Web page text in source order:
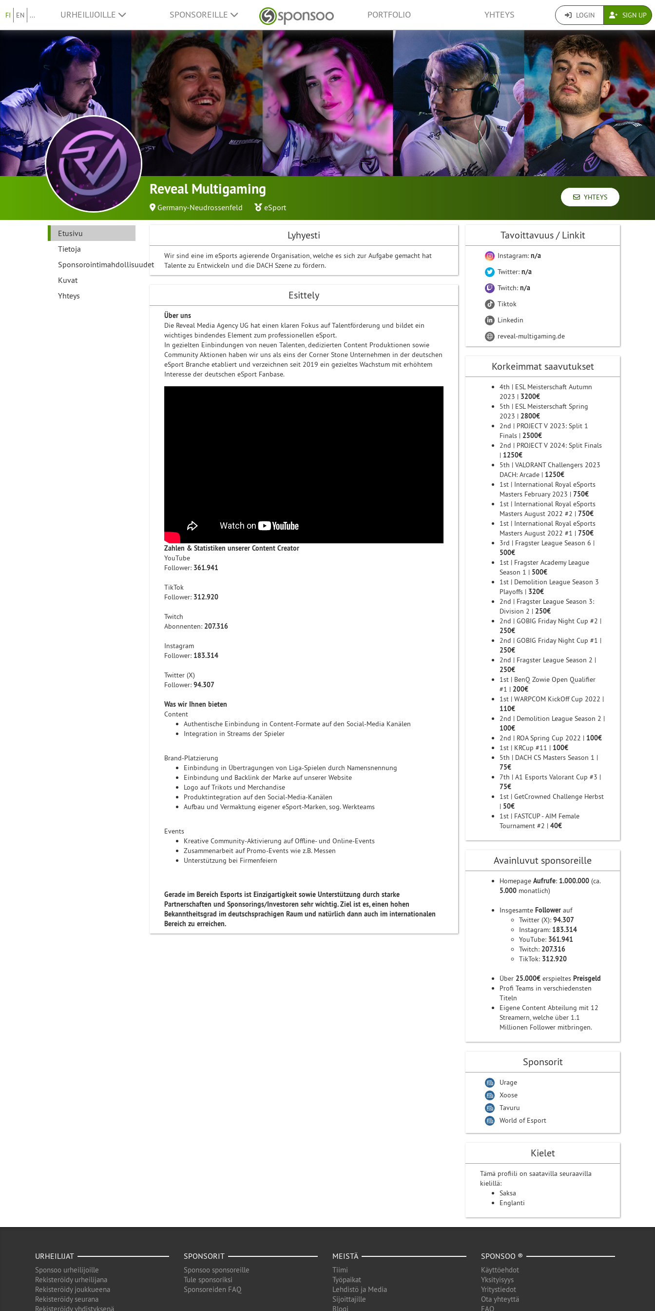
FI EN ... URHEILIJOILLE SPONSOREILLE PORTFOLIO YHTEYS LOGIN SIGN UP
Reveal Multigaming
Germany-Neudrossenfeld eSport
YHTEYS
Etusivu
Tietoja
Sponsorointimahdollisuudet
Kuvat
Yhteys
Lyhyesti
Wir sind eine im eSports agierende Organisation, welche es sich zur Aufgabe gemacht hat
Talente zu Entwickeln und die DACH Szene zu fördern.
Esittely
Über uns
Die Reveal Media Agency UG hat einen klaren Fokus auf Talentförderung und bildet ein
wichtiges bindendes Element zum professionellen eSport.
In gezielten Einbindungen von neuen Talenten, dedizierten Content Produktionen sowie
Community Aktionen haben wir uns als eins der Corner Stone Unternehmen in der deutschen
eSport Branche etabliert und verzeichnen seit 2019 ein gezieltes Wachstum mit erhöhtem
Interesse der deutschen eSport Fanbase.
Zahlen & Statistiken unserer Content Creator
YouTube
Follower: 361.941
TikTok
Follower: 312.920
Twitch
Abonnenten: 207.316
Instagram
Follower: 183.314
Twitter (X)
Follower: 94.307
Was wir Ihnen bieten
Content
Authentische Einbindung in Content-Formate auf den Social-Media Kanälen
Integration in Streams der Spieler
Brand-Platzierung
Einbindung in Übertragungen von Liga-Spielen durch Namensnennung
Einbindung und Backlink der Marke auf unserer Website
Logo auf Trikots und Merchandise
Produktintegration auf den Social-Media-Kanälen
Aufbau und Vermaktung eigener eSport-Marken, sog. Werkteams
Events
Kreative Community-Aktivierung auf Offline- und Online-Events
Zusammenarbeit auf Promo-Events wie z.B. Messen
Unterstützung bei Firmenfeiern
Gerade im Bereich Esports ist Einzigartigkeit sowie Unterstützung durch starke
Partnerschaften und Sponsorings/Investoren sehr wichtig. Ziel ist es, einen hohen
Bekanntheitsgrad im deutschsprachigen Raum und natürlich dann auch im internationalen
Bereich zu erreichen.
Tavoittavuus / Linkit
Instagram:n/a
Twitter:n/a
Twitch:n/a
Tiktok
Linkedin
reveal-multigaming.de
Korkeimmat saavutukset
4th | ESL Meisterschaft Autumn
2023 | 3200€
5th | ESL Meisterschaft Spring
2023 | 2800€
2nd | PROJECT V 2023: Split 1
Finals | 2500€
2nd | PROJECT V 2024: Split Finals
| 1250€
5th | VALORANT Challengers 2023
DACH: Arcade | 1250€
1st | International Royal eSports
Masters February 2023 |750€
1st | International Royal eSports
Masters August 2022 #2 |750€
1st | International Royal eSports
Masters August 2022 #1 |750€
3rd | Fragster League Season 6 |
500€
1st | Fragster Academy League
Season 1 | 500€
1st | Demolition League Season 3
Playoffs | 320€
2nd | Fragster League Season 3:
Division 2 | 250€
2nd | GOBIG Friday Night Cup #2 |
250€
2nd | GOBIG Friday Night Cup #1 |
250€
2nd | Fragster League Season 2 |
250€
1st | BenQ Zowie Open Qualifier
#1 | 200€
1st | WARPCOM KickOff Cup 2022 |
110€
2nd | Demolition League Season 2 |
100€
2nd | ROA Spring Cup 2022 | 100€
1st | KRCup #11 | 100€
5th | DACH CS Masters Season 1 |
75€
7th | A1 Esports Valorant Cup #3 |
75€
1st | GetCrowned Challenge Herbst
| 50€
1st | FASTCUP - AIM Female
Tournament #2 |40€
Avainluvut sponsoreille
HomepageAufrufe: 1.000.000 (ca.
5.000 monatlich)
InsgesamteFollowerauf
Twitter (X):94.307
Instagram: 183.314
YouTube: 361.941
Twitch: 207.316
TikTok: 312.920
Über 25.000€erspieltesPreisgeld
Profi Teams in verschiedensten
Titeln
Eigene Content Abteilung mit 12
Streamern, welche über 1.1
Millionen Follower mitbringen.
Sponsorit
Urage
Xoose
Tavuru
World of Esport
Kielet
Tämä profiili on saatavilla seuraavilla
kielillä:
Saksa
Englanti
URHEILIJAT
Sponsoo urheilijoille
Rekisteröidy urheilijana
Rekisteröidy joukkueena
Rekisteröidy seurana
Rekisteröidy yhdistyksenä
SPONSORIT
Sponsoo sponsoreille
Tule sponsoriksi
Sponsoreiden FAQ
MEISTÄ
Tiimi
Työpaikat
Lehdistö ja Media
Sijoittajille
Blogi
SPONSOO ®
Käyttöehdot
Yksityisyys
Yritystiedot
Ota yhteyttä
FAQ